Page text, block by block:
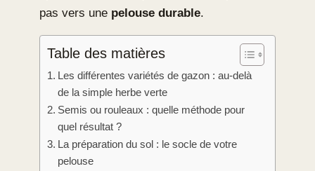
pas vers une pelouse durable.
Table des matières
Les différentes variétés de gazon : au-delà
de la simple herbe verte
Semis ou rouleaux : quelle méthode pour
quel résultat ?
La préparation du sol : le socle de votre
pelouse